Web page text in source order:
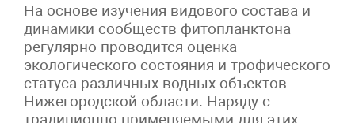
На основе изучения видового состава и
динамики сообществ фитопланктона
регулярно проводится оценка
экологического состояния и трофического
статуса различных водных объектов
Нижегородской области. Наряду с
традиционно применяемыми для этих